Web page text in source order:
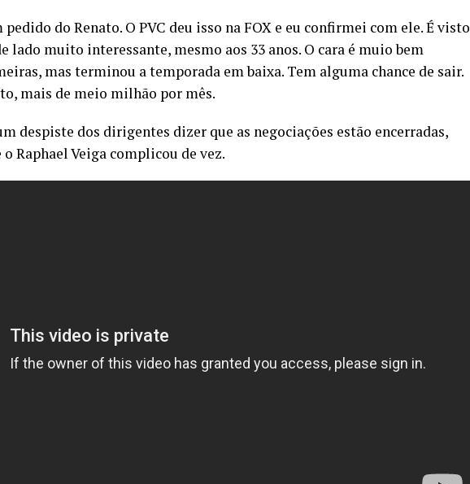
do Renato. O PVC deu isso na FOX e eu confirmei com ele. É visto
lado muito interessante, mesmo aos 33 anos. O cara é muio bem
mas terminou a temporada em baixa. Tem alguma chance de sair.
mais de meio milhão por mês.
despiste dos dirigentes dizer que as negociações estão encerradas,
Raphael Veiga complicou de vez.